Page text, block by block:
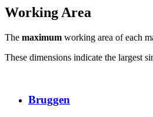
Working Area
The maximum working area of each
These dimensions indicate the largest
Bruggen